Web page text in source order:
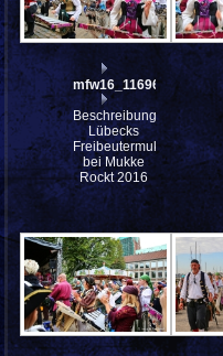
mfw16_116962ww
Beschreibung:
Lübecks
Freibeutermukke
bei Mukke
Rockt 2016